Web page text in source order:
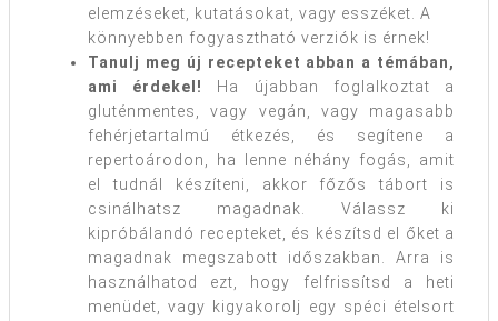
elemzéseket, kutatásokat, vagy esszéket. A
könnyebben fogyasztható verziók is érnek!
Tanulj meg új recepteket abban a témában,
ami érdekel!
Ha újabban foglalkoztat a
gluténmentes, vagy vegán, vagy magasabb
fehérjetartalmú étkezés, és segítene a
repertoárodon, ha lenne néhány fogás, amit
el tudnál készíteni, akkor főzős tábort is
csinálhatsz magadnak. Válassz ki
kipróbálandó recepteket, és készítsd el őket a
magadnak megszabott időszakban. Arra is
használhatod ezt, hogy felfrissítsd a heti
menüdet, vagy kigyakorolj egy spéci ételsort